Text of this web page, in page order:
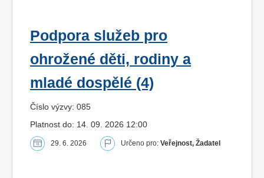
Podpora služeb pro
ohrožené děti, rodiny a
mladé dospělé (4)
Číslo výzvy: 085
Platnost do: 14. 09. 2026 12:00
29. 6. 2026 Určeno pro: Veřejnost, Žadatel